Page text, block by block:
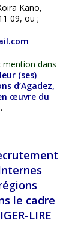
Kano,
09, ou ;
mention dans
(ses)
d’Agadez,
œuvre du
le cadre
LIRE